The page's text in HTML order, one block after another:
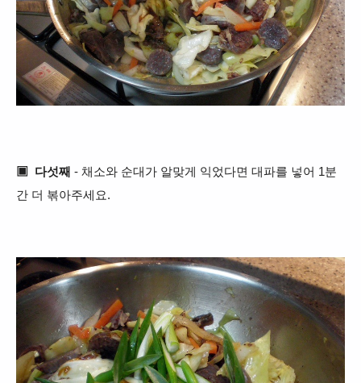
▣ 다섯째 - 채소와 순대가 알맞게 익었다면 대파를 넣어 1분
간 더 볶아주세요.